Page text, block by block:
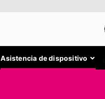
Asistencia de dispositivo